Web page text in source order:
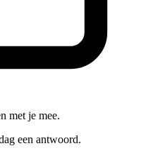
met je mee.
een antwoord.